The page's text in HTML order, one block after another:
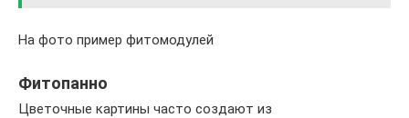
На фото пример фитомодулей
Фитопанно
Цветочные картины часто создают из